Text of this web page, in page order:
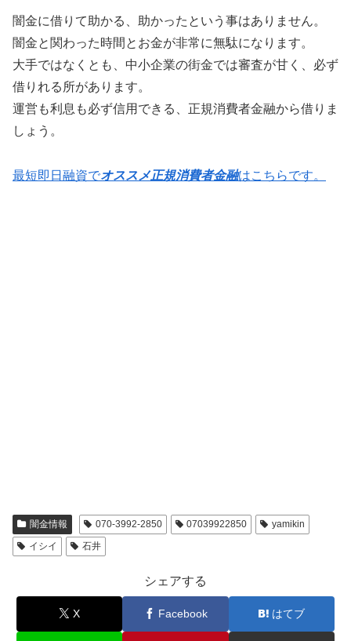
闇金に借りて助かる、助かったという事はありません。
闇金と関わった時間とお金が非常に無駄になります。
大手ではなくとも、中小企業の街金では審査が甘く、必ず
借りれる所があります。
運営も利息も必ず信用できる、正規消費者金融から借りま
しょう。
最短即日融資でオススメ正規消費者金融はこちらです。
闇金情報 070-3992-2850 07039922850
yamikin
イシイ
石井
シェアする
X Facebook はてブ